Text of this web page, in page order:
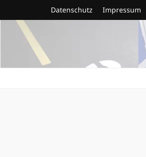
Datenschutz Impressum
Georg
walk safe. walk clean. walk